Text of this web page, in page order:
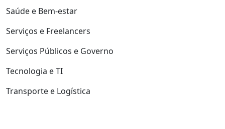
Saúde e Bem-estar
Serviços e Freelancers
Serviços Públicos e Governo
Tecnologia e TI
Transporte e Logística